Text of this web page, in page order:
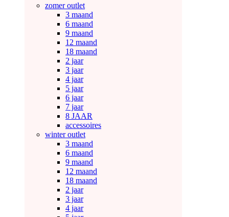
zomer outlet
3 maand
6 maand
9 maand
12 maand
18 maand
2 jaar
3 jaar
4 jaar
5 jaar
6 jaar
7 jaar
8 JAAR
accessoires
winter outlet
3 maand
6 maand
9 maand
12 maand
18 maand
2 jaar
3 jaar
4 jaar